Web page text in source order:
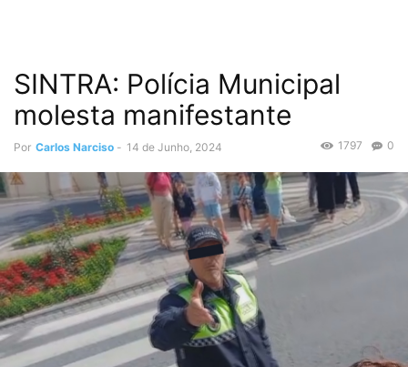
SINTRA: Polícia Municipal
molesta manifestante
Por Carlos Narciso - 14 de Junho, 2024 0
1797